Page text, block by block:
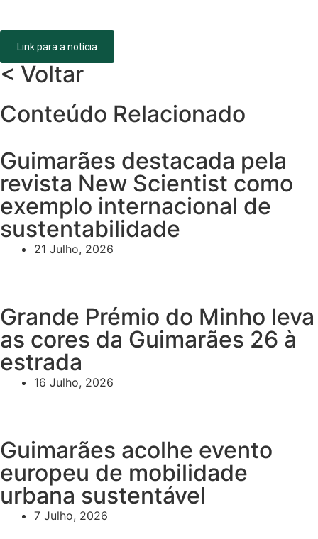
Link para a notícia
< Voltar
Conteúdo Relacionado
Guimarães destacada pela
revista New Scientist como
exemplo internacional de
sustentabilidade
21 Julho, 2026
Grande Prémio do Minho leva
as cores da Guimarães 26 à
estrada
16 Julho, 2026
Guimarães acolhe evento
europeu de mobilidade
urbana sustentável
7 Julho, 2026